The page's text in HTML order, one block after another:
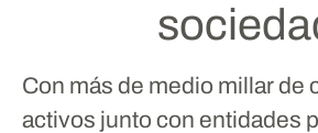
Con más de medio millar de
activos junto con entidades